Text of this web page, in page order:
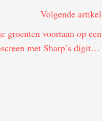
Volgende artikel
groenten voortaan op een
met Sharp’s digitale